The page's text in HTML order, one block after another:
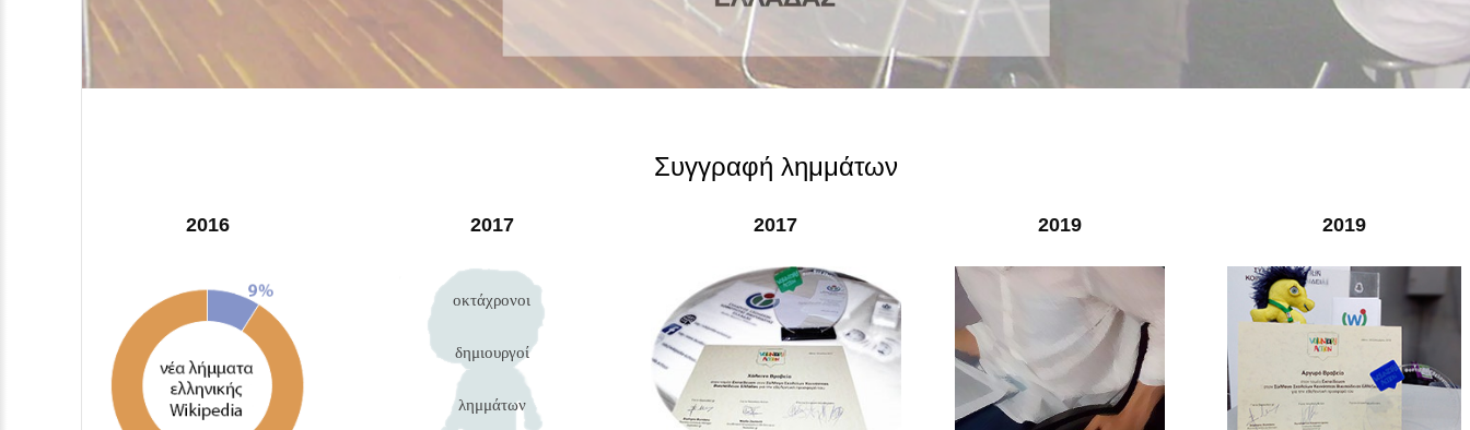
Συγγραφή λημμάτων
2016 2017
οκτάχρονοι
δημιουργοί
λημμάτων
2017 2019 2019